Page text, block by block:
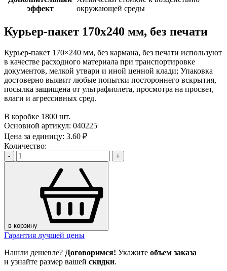
эффект
окружающей среды
Курьер-пакет 170x240 мм, без печати
Курьер-пакет 170×240 мм, без кармана, без печати используют
в качестве расходного материала при транспортировке
документов, мелкой утвари и иной ценной клади; Упаковка
достоверно выявит любые попытки постороннего вскрытия,
посылка защищена от ультрафиолета, просмотра на просвет,
влаги и агрессивных сред.
В коробке 1800 шт.
Основной артикул: 040225
Цена за единицу: 3.60 ₽
Количество:
- +
в корзину
Гарантия лучшей цены
Нашли дешевле? Договоримся! Укажите объем заказа
и узнайте размер вашей скидки.